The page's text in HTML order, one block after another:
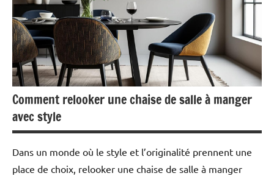
Comment relooker une chaise de salle à manger
avec style
Dans un monde où le style et l’originalité prennent une
place de choix, relooker une chaise de salle à manger